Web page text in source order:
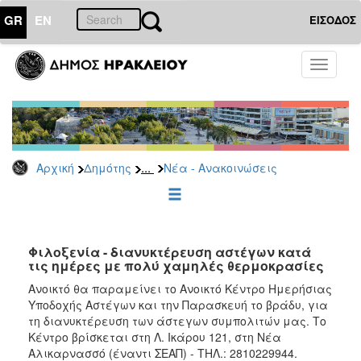
GR EN ΕΙΣΟΔΟΣ
Toggle
Αρχική Δημότης ... Νέα - Ανακοινώσεις
ΔΗΜΟΤΗΣ
Πολιτική
Νέα
-
Ανακοινώσεις
Οικονομική
Αδυναμία
&
Φυσικές
Καταστροφές
Κέντρα
Κοινοτικής
Φιλοξενία - διανυκτέρευση αστέγων κατά
τις ημέρες με πολύ χαμηλές θερμοκρασίες
Ανοικτό θα παραμείνει το Ανοικτό Κέντρο Ημερήσιας
Υποδοχής Αστέγων και την Παρασκευή το βράδυ, για
τη διανυκτέρευση των άστεγων συμπολιτών μας. Το
Κέντρο βρίσκεται στη Λ. Ικάρου 121, στη Νέα
Αλικαρνασσό (έναντι ΣΕΑΠ) - ΤΗΛ.: 2810229944.